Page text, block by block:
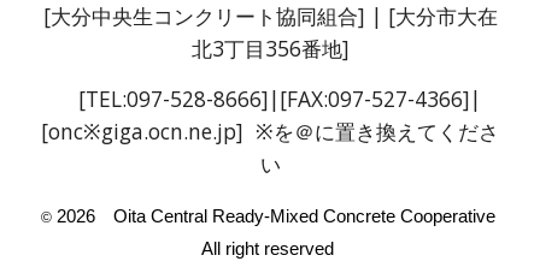
[大分中央生コンクリート協同組合] | [大分市大在
北3丁目356番地]
[TEL:097-528-8666]|[FAX:097-527-4366]|
[onc※giga.ocn.ne.jp] ※を＠に置き換えてくださ
い
©2026 Oita Central Ready-Mixed Concrete Cooperative
All right reserved